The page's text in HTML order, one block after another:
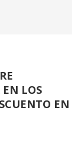
EN LOS
EN